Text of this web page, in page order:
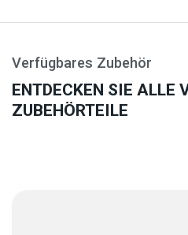
Verfügbares Zubehör
ENTDECKEN SIE ALLE
ZUBEHÖRTEILE